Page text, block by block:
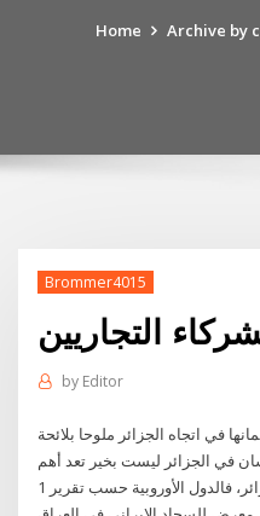
Home Archive by
Brommer4015
التجاريين
by Editor
في اتجاه الجزائر ملوحا بلائحة
في الجزائر ليست بخير تعد أهم
الشركاء التجاريين للجزائر، فالدول الأوروبية حسب تقرير 1 day ago ·